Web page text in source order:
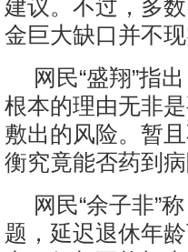
建议。不过，多
金巨大缺口并不现
网民“盛翔”指
根本的理由无非
敷出的风险。暂
衡究竟能否药到
网民“余子非”
题，延迟退休年